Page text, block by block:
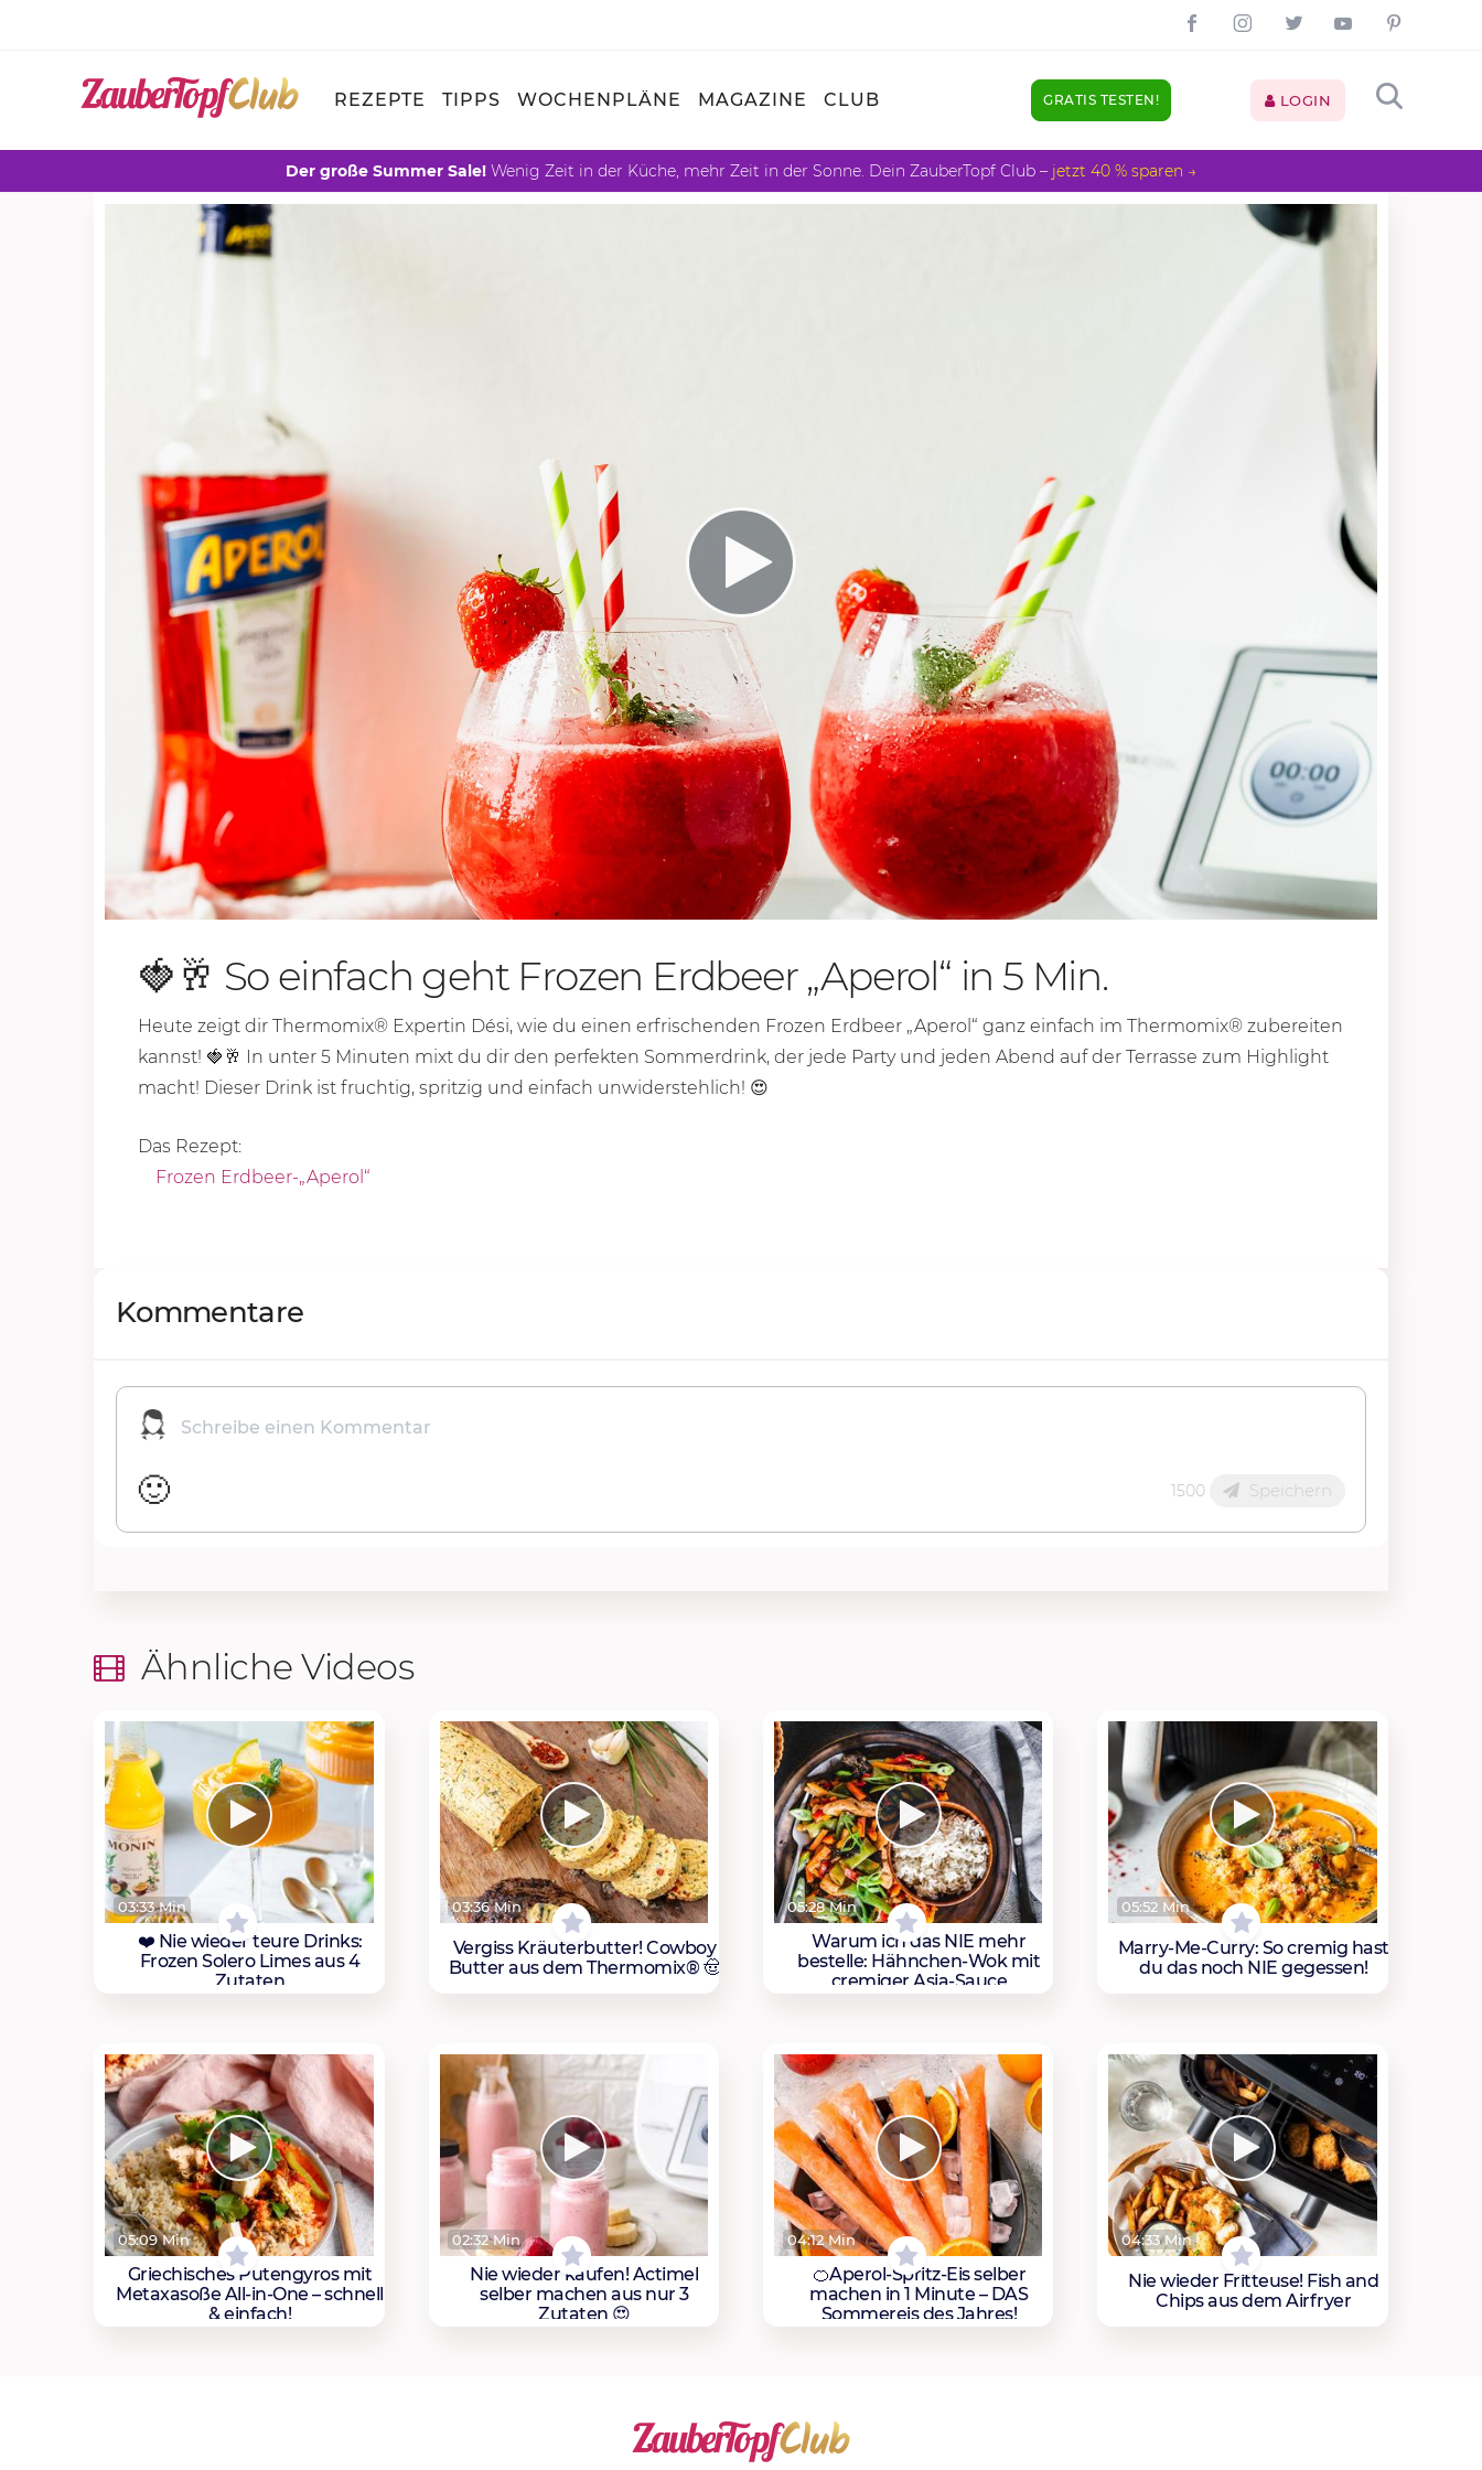
REZEPTE TIPPS WOCHENPLÄNE MAGAZINE CLUB GRATIS TESTEN! LOGIN
Der große Summer Sale! Wenig Zeit in der Küche, mehr Zeit in der Sonne. Dein ZauberTopf Club – jetzt 40 % sparen →
🍓🥂 So einfach geht Frozen Erdbeer „A­pe­rol“ in 5 Min.
Heute zeigt dir Thermomix® Expertin Dési, wie du einen erfrischenden Frozen Erdbeer „A­pe­rol“ ganz einfach im Thermomix® zubereiten
kannst! 🍓🥂 In unter5 Minuten mixt du dir den perfekten Sommerdrink, der jede Party und jeden Abend auf der Terrasse zum Highlight
macht! Dieser Drink ist fruchtig, spritzig und einfach unwiderstehlich! 😍
Das Rezept:
Frozen Erdbeer-„Aperol“
Kommentare
🙂 1500 Speichern
Ähnliche Videos
03:33 Min
❤️ Nie wieder teure Drinks:
Frozen Solero Limes aus 4
Zutaten
03:36 Min
Vergiss Kräuterbutter! Cowboy
Butter aus dem Thermomix® 🤠
05:28 Min
Warum ich das NIE mehr
bestelle: Hähnchen-Wok mit
cremiger Asia-Sauce
05:52 Min
Marry-Me-Curry: So cremig hast
du das noch NIE gegessen!
05:09 Min
Griechisches Putengyros mit
Metaxasoße All-in-One – schnell
& einfach!
02:32 Min
Nie wieder kaufen! Actimel
selber machen aus nur 3
Zutaten 😍
04:12 Min
🍊Aperol-Spritz-Eis selber
machen in 1 Minute – DAS
Sommereis des Jahres!
04:33 Min
Nie wieder Fritteuse! Fish and
Chips aus dem Airfryer